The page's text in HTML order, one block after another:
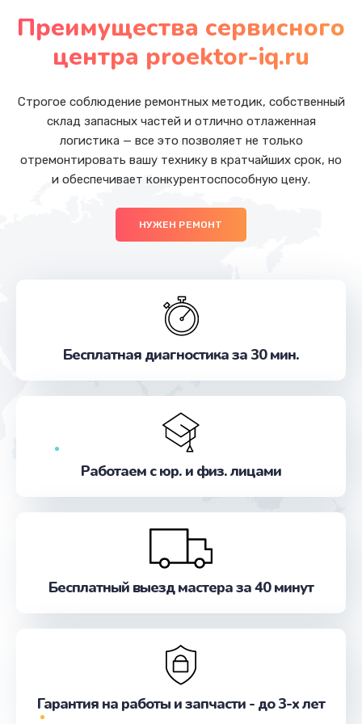
Заказать
от 550 руб.
Заказать
Замена разъема наушников
от 550 руб.
Заказать
Заказать
Ремонт кнопки громкости
Заказать
Замена микросхемы GPS
Ремонт антенны
от 880 руб.
Ремонт задней крышки
Заказать
Ремонт камеры
Преимущества сервисного
центра proektor-iq.ru
Строгое соблюдение ремонтных методик, собственный
склад запасных частей и отлично отлаженная
логистика — все это позволяет не только
отремонтировать вашу технику в кратчайших срок, но
и обеспечивает конкурентоспособную цену.
НУЖЕН РЕМОНТ
Бесплатная диагностика за 30 мин.
Работаем с юр. и физ. лицами
Бесплатный выезд мастера за 40 минут
Гарантия на работы и запчасти - до 3-х лет